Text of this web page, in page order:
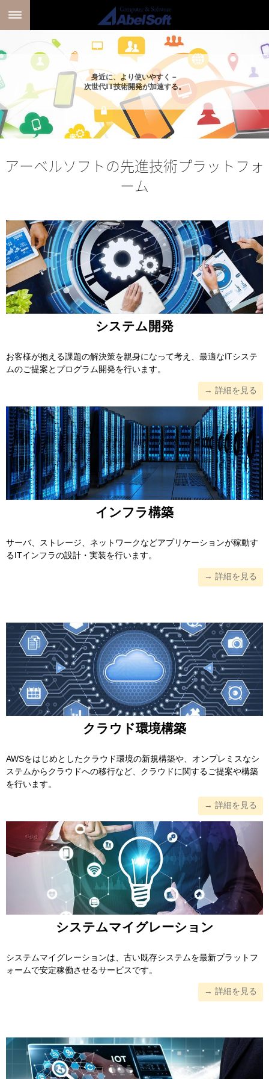
身近に、より使いやすく－
次世代IT技術開発が加速する。
アーベルソフトの先進技術プラットフォ
ーム
システム開発
お客様が抱える課題の解決策を親身になって考え、最適なITシステ
ムのご提案とプログラム開発を行います。
→ 詳細を見る
インフラ構築
サーバ、ストレージ、ネットワークなどアプリケーションが稼動す
るITインフラの設計・実装を行います。
→ 詳細を見る
クラウド環境構築
AWSをはじめとしたクラウド環境の新規構築や、オンプレミスなシ
ステムからクラウドへの移行など、クラウドに関するご提案や構築
を行います。
→ 詳細を見る
システムマイグレーション
システムマイグレーションは、古い既存システムを最新プラットフ
ォームで安定稼働させるサービスです。
→ 詳細を見る